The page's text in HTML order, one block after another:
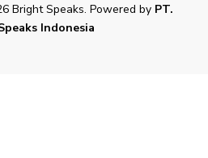
Bright Speaks. Powered by PT.
Indonesia